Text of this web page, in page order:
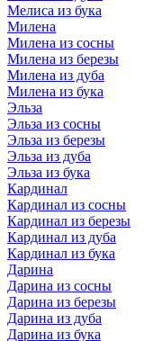
Мелиса из бука
Милена
Милена из сосны
Милена из березы
Милена из дуба
Милена из бука
Эльза
Эльза из сосны
Эльза из березы
Эльза из дуба
Эльза из бука
Кардинал
Кардинал из сосны
Кардинал из березы
Кардинал из дуба
Кардинал из бука
Дарина
Дарина из сосны
Дарина из березы
Дарина из дуба
Дарина из бука